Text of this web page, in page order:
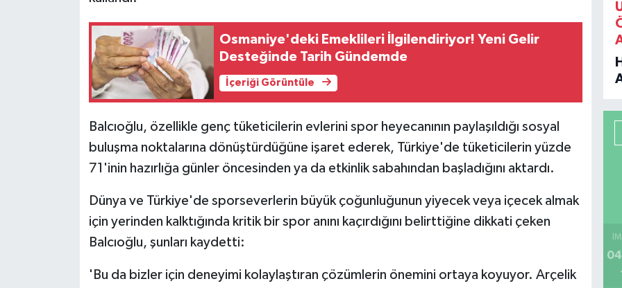
Osmaniye'deki Emeklileri İlgilendiriyor! Yeni Gelir
Desteğinde Tarih Gündemde
İçeriği Görüntüle
Balcıoğlu, özellikle genç tüketicilerin evlerini spor heyecanının paylaşıldığı sosyal
buluşma noktalarına dönüştürdüğüne işaret ederek, Türkiye'de tüketicilerin yüzde
71'inin hazırlığa günler öncesinden ya da etkinlik sabahından başladığını aktardı.
Dünya ve Türkiye'de sporseverlerin büyük çoğunluğunun yiyecek veya içecek almak
için yerinden kalktığında kritik bir spor anını kaçırdığını belirttiğine dikkati çeken
Balcıoğlu, şunları kaydetti:
'Bu da bizler için deneyimi kolaylaştıran çözümlerin önemini ortaya koyuyor. Arçelik